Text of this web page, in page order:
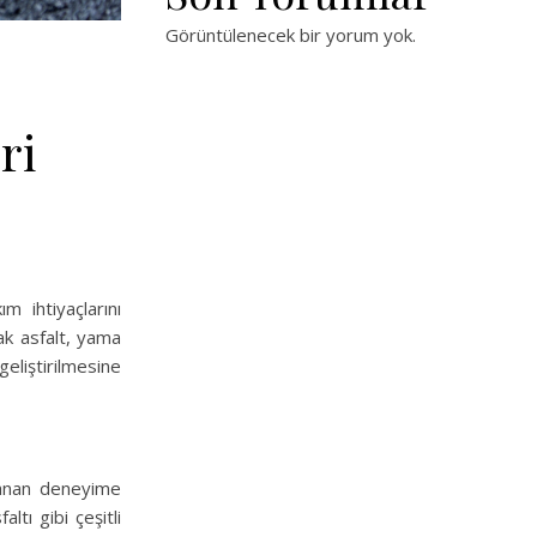
ihtiyaçlarını
asfalt, yama
deneyime
gibi çeşitli
Görüntülenecek bir yorum yok.